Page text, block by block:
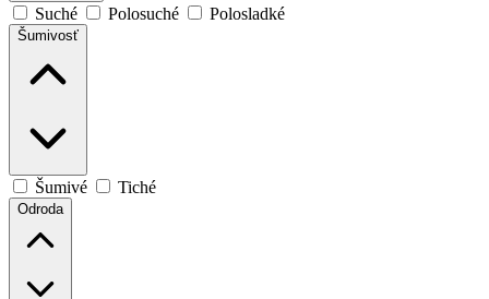
Suché Polosuché Polosladké
Šumivosť
Šumivé Tiché
Odroda